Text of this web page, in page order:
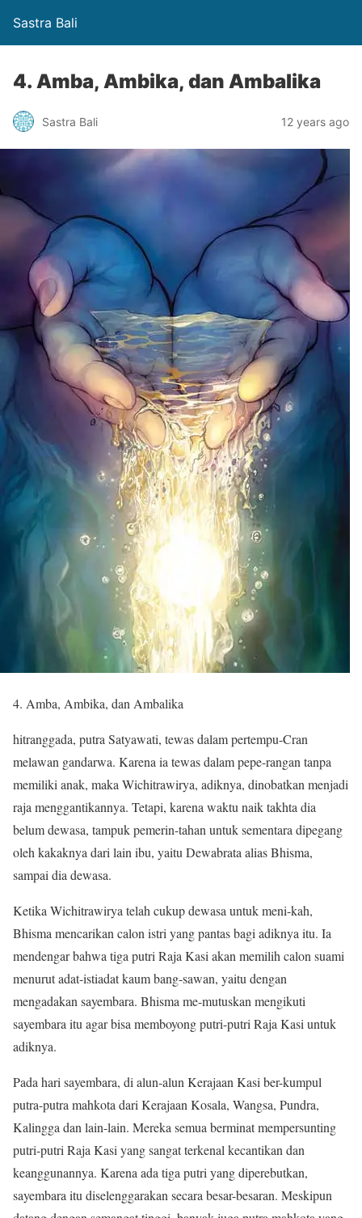
Sastra Bali
4. Amba, Ambika, dan Ambalika
Sastra Bali 12 years ago
4. Amba, Ambika, dan Ambalika
hitranggada, putra Satyawati, tewas dalam pertempu-Cran
melawan gandarwa. Karena ia tewas dalam pepe-rangan tanpa
memiliki anak, maka Wichitrawirya, adiknya, dinobatkan menjadi
raja menggantikannya. Tetapi, karena waktu naik takhta dia
belum dewasa, tampuk pemerin-tahan untuk sementara dipegang
oleh kakaknya dari lain ibu, yaitu Dewabrata alias Bhisma,
sampai dia dewasa.
Ketika Wichitrawirya telah cukup dewasa untuk meni-kah,
Bhisma mencarikan calon istri yang pantas bagi adiknya itu. Ia
mendengar bahwa tiga putri Raja Kasi akan memilih calon suami
menurut adat-istiadat kaum bang-sawan, yaitu dengan
mengadakan sayembara. Bhisma me-mutuskan mengikuti
sayembara itu agar bisa memboyong putri-putri Raja Kasi untuk
adiknya.
Pada hari sayembara, di alun-alun Kerajaan Kasi ber-kumpul
putra-putra mahkota dari Kerajaan Kosala, Wangsa, Pundra,
Kalingga dan lain-lain. Mereka semua berminat mempersunting
putri-putri Raja Kasi yang sangat terkenal kecantikan dan
keanggunannya. Karena ada tiga putri yang diperebutkan,
sayembara itu diselenggarakan secara besar-besaran. Meskipun